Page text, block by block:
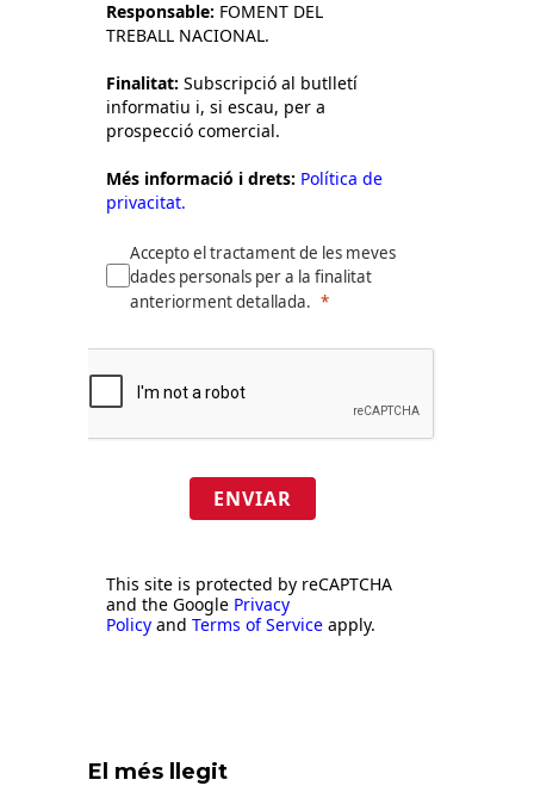
Responsable: FOMENT DEL
TREBALL NACIONAL.
Finalitat: Subscripció al butlletí
informatiu i, si escau, per a
prospecció comercial.
Més informació i drets: Política de
privacitat.
Accepto el tractament de les meves
dades personals per a la finalitat
anteriorment detallada.
ENVIAR
This site is protected by reCAPTCHA
and the Google Privacy
Policy and Terms of Service apply.
El més llegit